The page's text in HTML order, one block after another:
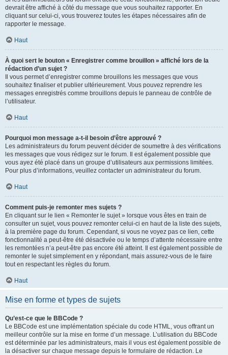
devrait être affiché à côté du message que vous souhaitez rapporter. En
cliquant sur celui-ci, vous trouverez toutes les étapes nécessaires afin de
rapporter le message.
Haut
À quoi sert le bouton « Enregistrer comme brouillon » affiché lors de la
rédaction d’un sujet ?
Il vous permet d’enregistrer comme brouillons les messages que vous
souhaitez finaliser et publier ultérieurement. Vous pouvez reprendre les
messages enregistrés comme brouillons depuis le panneau de contrôle de
l’utilisateur.
Haut
Pourquoi mon message a-t-il besoin d’être approuvé ?
Les administrateurs du forum peuvent décider de soumettre à des vérifications
les messages que vous rédigez sur le forum. Il est également possible que
vous ayez été placé dans un groupe d’utilisateurs aux permissions limitées.
Pour plus d’informations, veuillez contacter un administrateur du forum.
Haut
Comment puis-je remonter mes sujets ?
En cliquant sur le lien « Remonter le sujet » lorsque vous êtes en train de
consulter un sujet, vous pouvez remonter celui-ci en haut de la liste des sujets,
à la première page du forum. Cependant, si vous ne voyez pas ce lien, cette
fonctionnalité a peut-être été désactivée ou le temps d’attente nécessaire entre
les remontées n’a peut-être pas encore été atteint. Il est également possible de
remonter le sujet simplement en y répondant, mais assurez-vous de le faire
tout en respectant les règles du forum.
Haut
Mise en forme et types de sujets
Qu’est-ce que le BBCode ?
Le BBCode est une implémentation spéciale du code HTML, vous offrant un
meilleur contrôle sur la mise en forme d’un message. L’utilisation du BBCode
est déterminée par les administrateurs, mais il vous est également possible de
la désactiver sur chaque message depuis le formulaire de rédaction. Le